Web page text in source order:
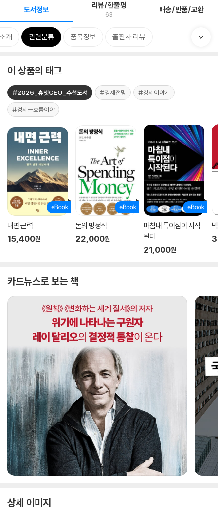
도서정보 리뷰/한줄평
63 배송/반품/교환
개 관련분류 품목정보 출판사 리뷰
이 상품의 태그
#2026_휴넷CEO_추천도서 #경제전망 #경제이야기
#경제는흐름이야
내면 근력
15,400원
돈의 방정식
22,000원
마침내 특이점이 시작
된다
21,000원
카드뉴스로 보는 책
상세 이미지